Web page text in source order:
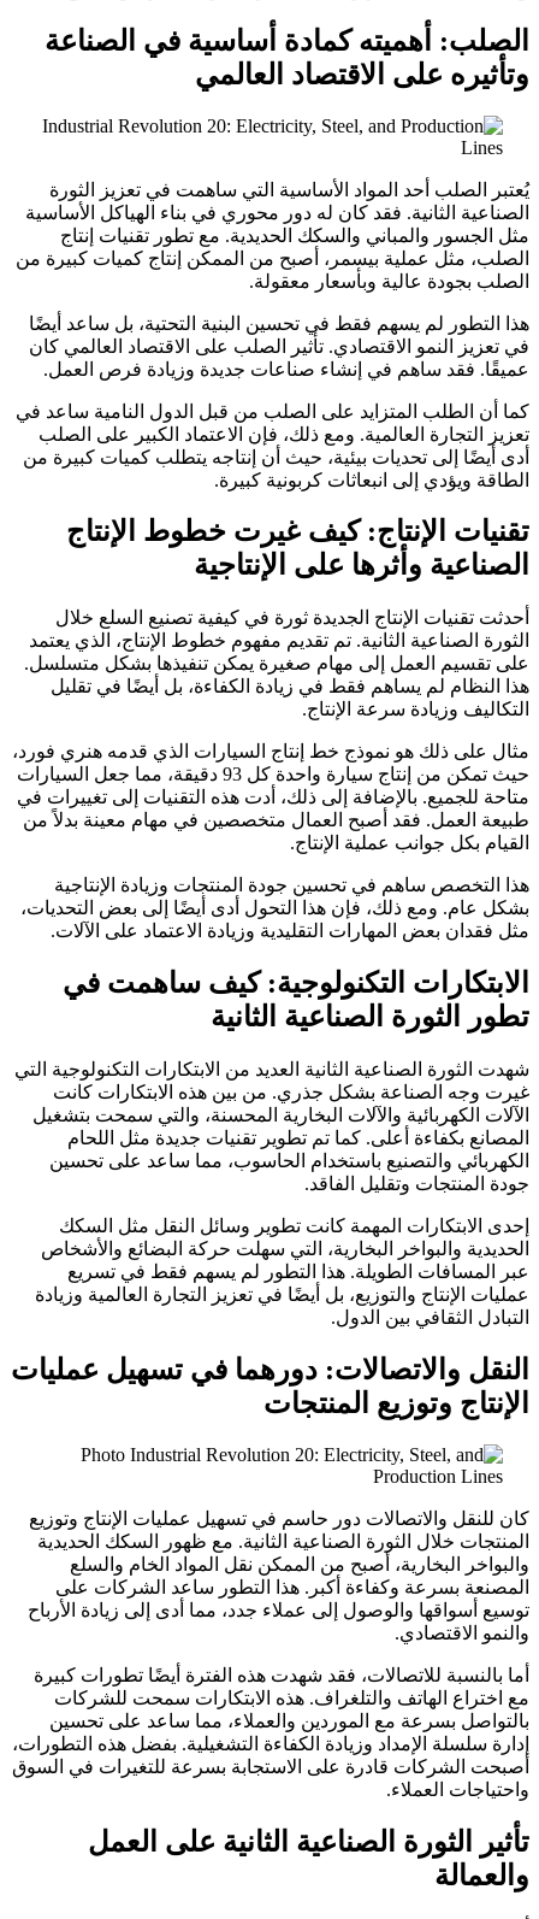
الصلب: أهميته كمادة أساسية في الصناعة
وتأثيره على الاقتصاد العالمي
يُعتبر الصلب أحد المواد الأساسية التي ساهمت في تعزيز الثورة
الصناعية الثانية. فقد كان له دور محوري في بناء الهياكل الأساسية
مثل الجسور والمباني والسكك الحديدية. مع تطور تقنيات إنتاج
الصلب، مثل عملية بيسمر، أصبح من الممكن إنتاج كميات كبيرة من
الصلب بجودة عالية وبأسعار معقولة.
هذا التطور لم يسهم فقط في تحسين البنية التحتية، بل ساعد أيضًا
في تعزيز النمو الاقتصادي. تأثير الصلب على الاقتصاد العالمي كان
عميقًا. فقد ساهم في إنشاء صناعات جديدة وزيادة فرص العمل.
كما أن الطلب المتزايد على الصلب من قبل الدول النامية ساعد في
تعزيز التجارة العالمية. ومع ذلك، فإن الاعتماد الكبير على الصلب
أدى أيضًا إلى تحديات بيئية، حيث أن إنتاجه يتطلب كميات كبيرة من
الطاقة ويؤدي إلى انبعاثات كربونية كبيرة.
تقنيات الإنتاج: كيف غيرت خطوط الإنتاج
الصناعية وأثرها على الإنتاجية
أحدثت تقنيات الإنتاج الجديدة ثورة في كيفية تصنيع السلع خلال
الثورة الصناعية الثانية. تم تقديم مفهوم خطوط الإنتاج، الذي يعتمد
على تقسيم العمل إلى مهام صغيرة يمكن تنفيذها بشكل متسلسل.
هذا النظام لم يساهم فقط في زيادة الكفاءة، بل أيضًا في تقليل
التكاليف وزيادة سرعة الإنتاج.
مثال على ذلك هو نموذج خط إنتاج السيارات الذي قدمه هنري فورد،
حيث تمكن من إنتاج سيارة واحدة كل 93 دقيقة، مما جعل السيارات
متاحة للجميع. بالإضافة إلى ذلك، أدت هذه التقنيات إلى تغييرات في
طبيعة العمل. فقد أصبح العمال متخصصين في مهام معينة بدلاً من
القيام بكل جوانب عملية الإنتاج.
هذا التخصص ساهم في تحسين جودة المنتجات وزيادة الإنتاجية
بشكل عام. ومع ذلك، فإن هذا التحول أدى أيضًا إلى بعض التحديات،
مثل فقدان بعض المهارات التقليدية وزيادة الاعتماد على الآلات.
الابتكارات التكنولوجية: كيف ساهمت في
تطور الثورة الصناعية الثانية
شهدت الثورة الصناعية الثانية العديد من الابتكارات التكنولوجية التي
غيرت وجه الصناعة بشكل جذري. من بين هذه الابتكارات كانت
الآلات الكهربائية والآلات البخارية المحسنة، والتي سمحت بتشغيل
المصانع بكفاءة أعلى. كما تم تطوير تقنيات جديدة مثل اللحام
الكهربائي والتصنيع باستخدام الحاسوب، مما ساعد على تحسين
جودة المنتجات وتقليل الفاقد.
إحدى الابتكارات المهمة كانت تطوير وسائل النقل مثل السكك
الحديدية والبواخر البخارية، التي سهلت حركة البضائع والأشخاص
عبر المسافات الطويلة. هذا التطور لم يسهم فقط في تسريع
عمليات الإنتاج والتوزيع، بل أيضًا في تعزيز التجارة العالمية وزيادة
التبادل الثقافي بين الدول.
النقل والاتصالات: دورهما في تسهيل عمليات
الإنتاج وتوزيع المنتجات
كان للنقل والاتصالات دور حاسم في تسهيل عمليات الإنتاج وتوزيع
المنتجات خلال الثورة الصناعية الثانية. مع ظهور السكك الحديدية
والبواخر البخارية، أصبح من الممكن نقل المواد الخام والسلع
المصنعة بسرعة وكفاءة أكبر. هذا التطور ساعد الشركات على
توسيع أسواقها والوصول إلى عملاء جدد، مما أدى إلى زيادة الأرباح
والنمو الاقتصادي.
أما بالنسبة للاتصالات، فقد شهدت هذه الفترة أيضًا تطورات كبيرة
مع اختراع الهاتف والتلغراف. هذه الابتكارات سمحت للشركات
بالتواصل بسرعة مع الموردين والعملاء، مما ساعد على تحسين
إدارة سلسلة الإمداد وزيادة الكفاءة التشغيلية. بفضل هذه التطورات،
أصبحت الشركات قادرة على الاستجابة بسرعة للتغيرات في السوق
واحتياجات العملاء.
تأثير الثورة الصناعية الثانية على العمل
والعمالة